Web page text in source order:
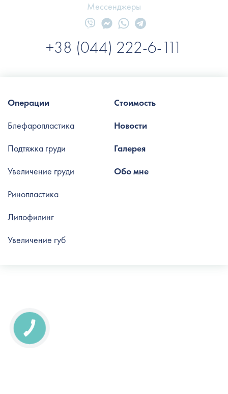
+38 (044) 222-6-111
Мессенджеры
Стоимость
Новости
Галерея
Обо мне
Операции
Блефаропластика
Подтяжка груди
Увеличение груди
Ринопластика
Липофилинг
Увеличение губ
КНОПКА
СВЯЗИ